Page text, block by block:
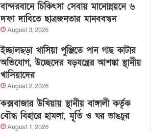
বান্দরবানে চিকিৎসা সেবায় মানোন্নয়নে ৬
দফা দাবিতে ছাত্রজনতার মানববন্ধন
August 3, 2026
ইচ্ছালছড়া খাসিয়া পুঞ্জিতে পান গাছ কাটার
অভিযোগ, উচ্ছেদের ষড়যন্ত্রের আশঙ্কা স্থানীয়
খাসিয়াদের
August 2, 2026
কক্সবাজার উখিয়ায় স্থানীয় বাঙ্গালী কর্তৃক
বৌদ্ধ বিহারে হামলা, মূর্তি ও ঘর ভাঙচুর
August 1, 2026